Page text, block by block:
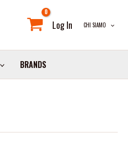
Log In CHI SIAMO
BRANDS